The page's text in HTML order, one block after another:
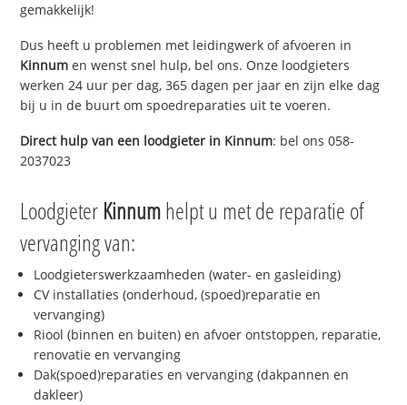
gemakkelijk!
Dus heeft u problemen met leidingwerk of afvoeren in
Kinnum en wenst snel hulp, bel ons. Onze loodgieters
werken 24 uur per dag, 365 dagen per jaar en zijn elke dag
bij u in de buurt om spoedreparaties uit te voeren.
Direct hulp van een loodgieter in Kinnum: bel ons 058-
2037023
Loodgieter Kinnumhelpt u met de reparatie of
vervanging van:
Loodgieterswerkzaamheden (water- en gasleiding)
CV installaties (onderhoud, (spoed)reparatie en
vervanging)
Riool (binnen en buiten) en afvoer ontstoppen, reparatie,
renovatie en vervanging
Dak(spoed)reparaties en vervanging (dakpannen en
dakleer)